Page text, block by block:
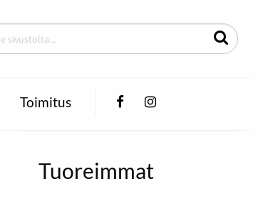
Toimitus FacebookInstagram
Tuoreimmat